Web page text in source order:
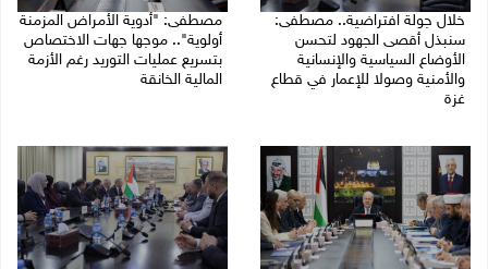
خلال جولة افتراضية.. مصطفى:
سنبذل أقصى الجهود لتحسن
الأوضاع السياسية والإنسانية
والأمنية وصولا للإعمار في قطاع
غزة
مصطفى: "أدوية الأمراض المزمنة
أولوية".. موجها جهات الاختصاص
بتسريع عمليات التوريد رغم الأزمة
المالية الخانقة